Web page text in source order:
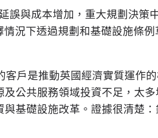
誤與成本增加，重大規劃決策
況下透過規劃和基礎設施條
客戶是推動英國經濟實質運作
公共服務領域投資不足，太
基礎設施改革。證據很清楚